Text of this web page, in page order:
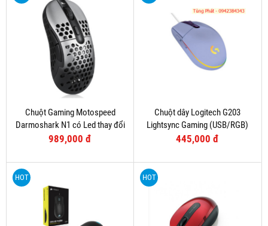
Chuột Gaming Motospeed
Darmoshark N1 có Led thay đổi
theo DPI
989,000 đ
Chuột dây Logitech G203
Lightsync Gaming (USB/RGB)
Tím
445,000 đ
HOT HOT